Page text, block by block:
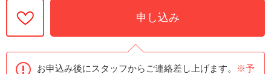
申し込み
お申込み後にスタッフからご連絡差し上げます。
※予